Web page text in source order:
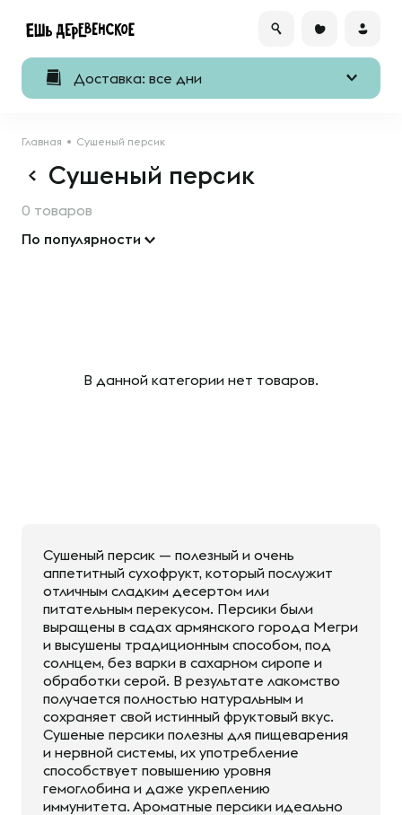
Доставка: все дни
Главная Сушеный персик
Сушеный персик
0 товаров
По популярности
В данной категории нет товаров.
Сушеный персик — полезный и очень
аппетитный сухофрукт, который послужит
отличным сладким десертом или
питательным перекусом. Персики были
выращены в садах армянского города Мегри
и высушены традиционным способом, под
солнцем, без варки в сахарном сиропе и
обработки серой. В результате лакомство
получается полностью натуральным и
сохраняет свой истинный фруктовый вкус.
Сушеные персики полезны для пищеварения
и нервной системы, их употребление
способствует повышению уровня
гемоглобина и даже укреплению
иммунитета. Ароматные персики идеально